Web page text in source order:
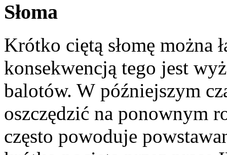
Słoma
Krótko ciętą słomę można
konsekwencją tego jest
balotów. W późniejszym
oszczędzić na ponownym
często powoduje